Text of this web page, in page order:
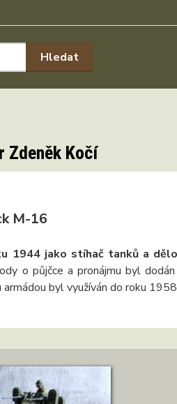
Hledat
Kočí
M-16
1944 jako stíhač tanků a
o půjčce a pronájmu byl
byl využíván do roku